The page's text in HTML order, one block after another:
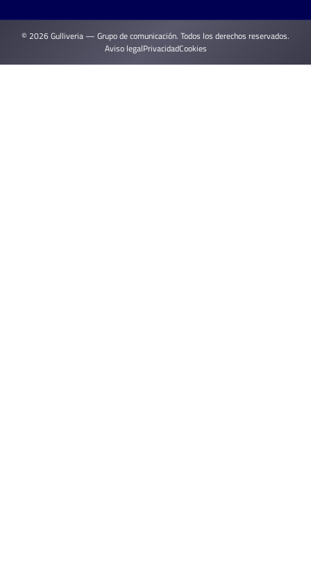
© 2026 Gulliveria — Grupo de comunicación. Todos los derechos reservados.
Aviso legalPrivacidadCookies